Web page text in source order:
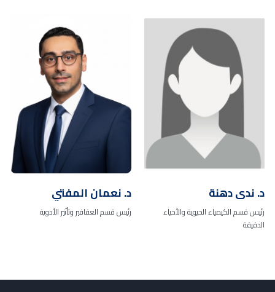
د. ندى دهنة
رئيس قسم الكيمياء الحيوية والأحياء
الدقيقة
د. نعمان المفتي
رئيس قسم العقاقير وتأثير الأدوية